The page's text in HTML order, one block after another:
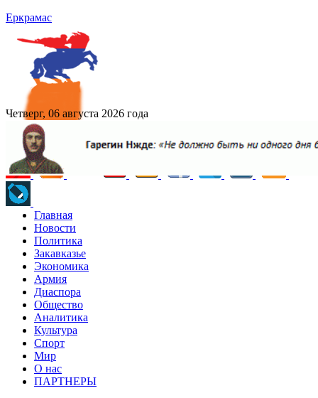
Еркрамас
Четверг, 06 августа 2026 года
Главная
Новости
Политика
Закавказье
Экономика
Армия
Диаспора
Общество
Аналитика
Культура
Спорт
Мир
О нас
ПАРТНЕРЫ